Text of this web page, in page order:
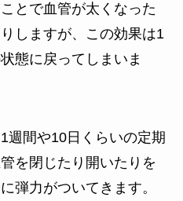
とで血管が太くなった
しますが、この効果は1
態に戻ってしまいま
週間や10日くらいの定期
を閉じたり開いたりを
弾力がついてきます。